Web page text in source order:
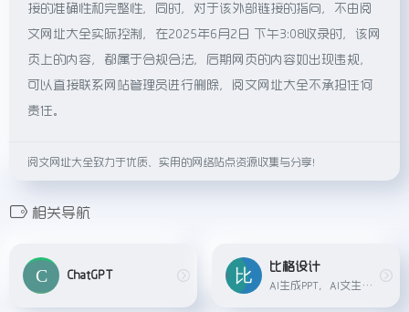
接的准确性和完整性，同时，对于该外部链接的指向，不由阅
文网址大全实际控制，在2025年6月2日 下午3:08收录时，该网
页上的内容，都属于合规合法，后期网页的内容如出现违规，
可以直接联系网站管理员进行删除，阅文网址大全不承担任何
责任。
阅文网址大全致力于优质、实用的网络站点资源收集与分享！
相关导航
ChatGPT
比格设计
AI生成PPT，AI文生图，AI抠图，AI图片高清....